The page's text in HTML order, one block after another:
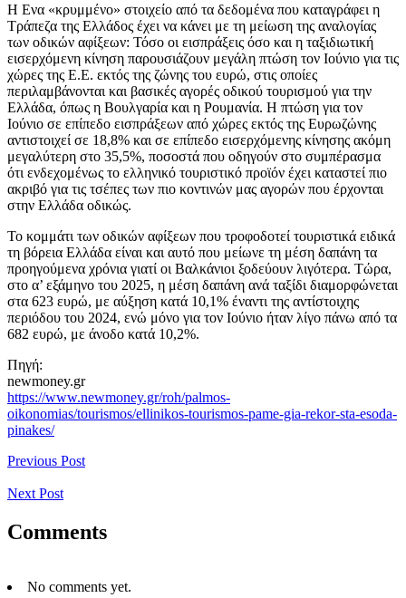
Η Ενα «κρυμμένο» στοιχείο από τα δεδομένα που καταγράφει η
Τράπεζα της Ελλάδος έχει να κάνει με τη μείωση της αναλογίας
των οδικών αφίξεων: Τόσο οι εισπράξεις όσο και η ταξιδιωτική
εισερχόμενη κίνηση παρουσιάζουν μεγάλη πτώση τον Ιούνιο για τις
χώρες της Ε.Ε. εκτός της ζώνης του ευρώ, στις οποίες
περιλαμβάνονται και βασικές αγορές οδικού τουρισμού για την
Ελλάδα, όπως η Βουλγαρία και η Ρουμανία. Η πτώση για τον
Ιούνιο σε επίπεδο εισπράξεων από χώρες εκτός της Ευρωζώνης
αντιστοιχεί σε 18,8% και σε επίπεδο εισερχόμενης κίνησης ακόμη
μεγαλύτερη στο 35,5%, ποσοστά που οδηγούν στο συμπέρασμα
ότι ενδεχομένως το ελληνικό τουριστικό προϊόν έχει καταστεί πιο
ακριβό για τις τσέπες των πιο κοντινών μας αγορών που έρχονται
στην Ελλάδα οδικώς.
Το κομμάτι των οδικών αφίξεων που τροφοδοτεί τουριστικά ειδικά
τη βόρεια Ελλάδα είναι και αυτό που μείωνε τη μέση δαπάνη τα
προηγούμενα χρόνια γιατί οι Βαλκάνιοι ξοδεύουν λιγότερα. Τώρα,
στο α’ εξάμηνο του 2025, η μέση δαπάνη ανά ταξίδι διαμορφώνεται
στα 623 ευρώ, με αύξηση κατά 10,1% έναντι της αντίστοιχης
περιόδου του 2024, ενώ μόνο για τον Ιούνιο ήταν λίγο πάνω από τα
682 ευρώ, με άνοδο κατά 10,2%.
Πηγή:
newmoney.gr
https://www.newmoney.gr/roh/palmos-
oikonomias/tourismos/ellinikos-tourismos-pame-gia-rekor-sta-esoda-
pinakes/
Previous Post
Next Post
Comments
No comments yet.